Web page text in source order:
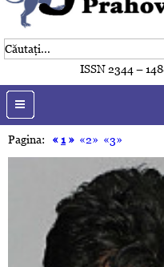
ISSN 2344 –
Pagina: «1» «2» «3»